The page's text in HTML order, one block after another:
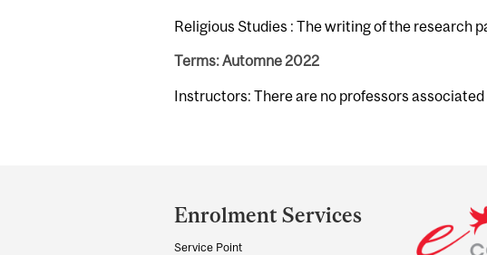
Religious Studies : The writing of the research
Terms: Automne 2022
Instructors: There are no professors
and
University
Enrolment Services
Service Point